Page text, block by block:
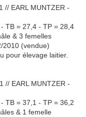
// EARL MUNTZER -
TB = 27,4 - TP = 28,4
& 3 femelles
2010 (vendue)
pour élevage laitier
// EARL MUNTZER -
TB = 37,1 - TP = 36,2
& 1 femelle